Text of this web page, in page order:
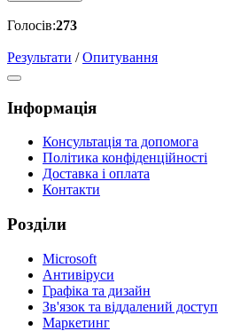
Голосів:273
Результати /Опитування
Інформація
Консультація та допомога
Політика конфіденційності
Доставка і оплата
Контакти
Розділи
Microsoft
Антивіруси
Графіка та дизайн
Зв'язок та віддалений доступ
Маркетинг